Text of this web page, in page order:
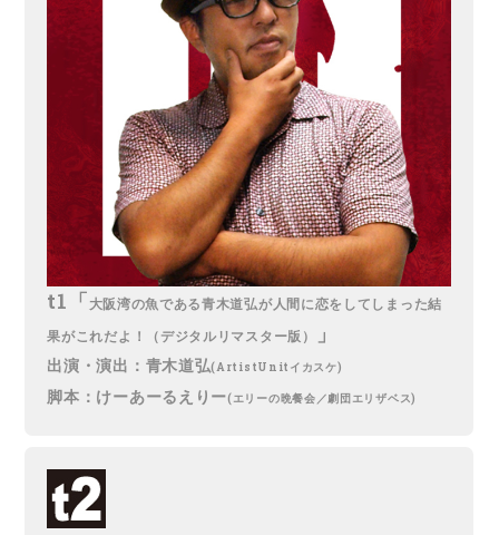
t1「 大阪湾の魚である青木道弘が人間に恋をしてしまった結
果がこれだよ！（デジタルリマスター版）
」
出演・演出：青木道弘(ArtistUnitイカスケ)
脚本：けーあーるえりー(エリーの晩餐会／劇団エリザベス)